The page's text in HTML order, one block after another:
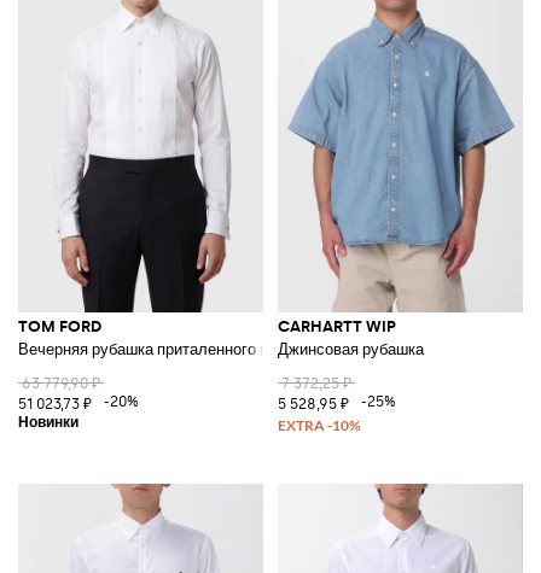
TOM FORD
Вечерняя рубашка приталенного кроя из хлопкового поплина с
63 779,90 ₽
51 023,73 ₽
-20%
CARHARTT WIP
Джинсовая рубашка
7 372,25 ₽
5 528,95 ₽
-25%